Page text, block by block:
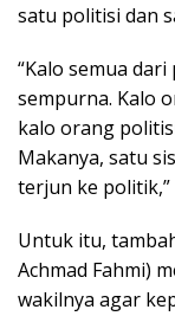
satu politisi dan
“Kalo semua
sempurna. Kalo
kalo orang
Makanya, satu
terjun ke politik,”
Untuk itu,
Achmad Fahmi)
wakilnya agar